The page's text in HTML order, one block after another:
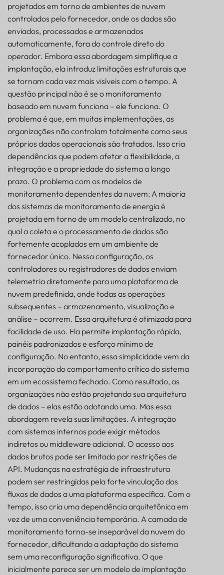
projetados em torno de ambientes de nuvem
controlados pelo fornecedor, onde os dados são
enviados, processados e armazenados
automaticamente, fora do controle direto do
operador. Embora essa abordagem simplifique a
implantação, ela introduz limitações estruturais que
se tornam cada vez mais visíveis com o tempo. A
questão principal não é se o monitoramento
baseado em nuvem funciona – ele funciona. O
problema é que, em muitas implementações, as
organizações não controlam totalmente como seus
próprios dados operacionais são tratados. Isso cria
dependências que podem afetar a flexibilidade, a
integração e a propriedade do sistema a longo
prazo. O problema com os modelos de
monitoramento dependentes da nuvem: A maioria
dos sistemas de monitoramento de energia é
projetada em torno de um modelo centralizado, no
qual a coleta e o processamento de dados são
fortemente acoplados em um ambiente de
fornecedor único. Nessa configuração, os
controladores ou registradores de dados enviam
telemetria diretamente para uma plataforma de
nuvem predefinida, onde todas as operações
subsequentes – armazenamento, visualização e
análise – ocorrem. Essa arquitetura é otimizada para
facilidade de uso. Ela permite implantação rápida,
painéis padronizados e esforço mínimo de
configuração. No entanto, essa simplicidade vem da
incorporação do comportamento crítico do sistema
em um ecossistema fechado. Como resultado, as
organizações não estão projetando sua arquitetura
de dados – elas estão adotando uma. Mas essa
abordagem revela suas limitações. A integração
com sistemas internos pode exigir métodos
indiretos ou middleware adicional. O acesso aos
dados brutos pode ser limitado por restrições de
API. Mudanças na estratégia de infraestrutura
podem ser restringidas pela forte vinculação dos
fluxos de dados a uma plataforma específica. Com o
tempo, isso cria uma dependência arquitetônica em
vez de uma conveniência temporária. A camada de
monitoramento torna-se inseparável da nuvem do
fornecedor, dificultando a adaptação do sistema
sem uma reconfiguração significativa. O que
inicialmente parece ser um modelo de implantação